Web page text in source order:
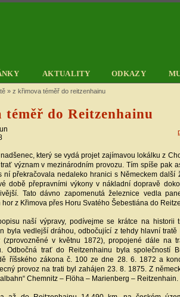
AKTUALITY ODKAZY
» z křimova téměř do reitzenhainu
do Reitzenhainu
který se vydá projet zajímavou lokálku z
význam v mezinárodním provozu. Tím spíše pak
ní překračovala nedaleko hranici s Německem další
době přepravními výkony v nákladní dopravě
Tato dávno zapomenutá železnice vedla
hor z Křimova přes Horu Svatého Šebestiána do
naší výpravy, podívejme se krátce na historii
byla vedlejší dráhou, odbočující z tehdy hlavní tratě
(zprovozněné v květnu 1872), propojené dále na
Odbočná trať do Reitzenhainu byla společností
říšského zákona č. 100 ze dne 28. 6. 1872 a
provoz na trati byl zahájen 23. 8. 1875. Z
Chemnitz – Flöha – Marienberg – Reitzenhain.